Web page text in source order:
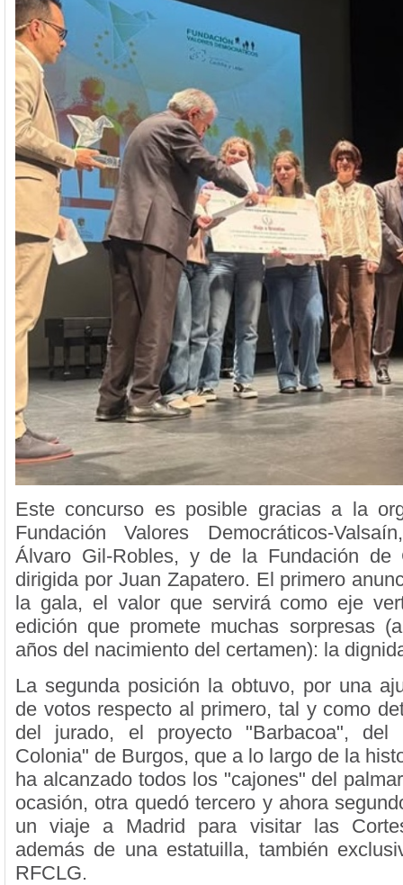
Este concurso es posible gracias a la
Fundación Valores Democráticos-
Álvaro Gil-Robles, y de la Fundación de
dirigida por Juan Zapatero. El primero
la gala, el valor que servirá como eje
edición que promete muchas sorpresas
años del nacimiento del certamen): la
La segunda posición la obtuvo, por una
de votos respecto al primero, tal y como
del jurado, el proyecto "Barbacoa", del
Colonia" de Burgos, que a lo largo de la
ha alcanzado todos los "cajones" del
ocasión, otra quedó tercero y ahora
un viaje a Madrid para visitar las
además de una estatuilla, también
RFCLG.